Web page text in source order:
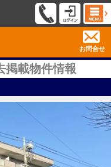
お問合せ
掲載物件情報